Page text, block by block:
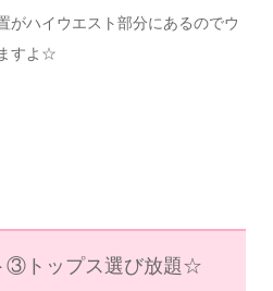
がハイウエスト部分にあるのでウ
すよ☆
③トップス選び放題☆